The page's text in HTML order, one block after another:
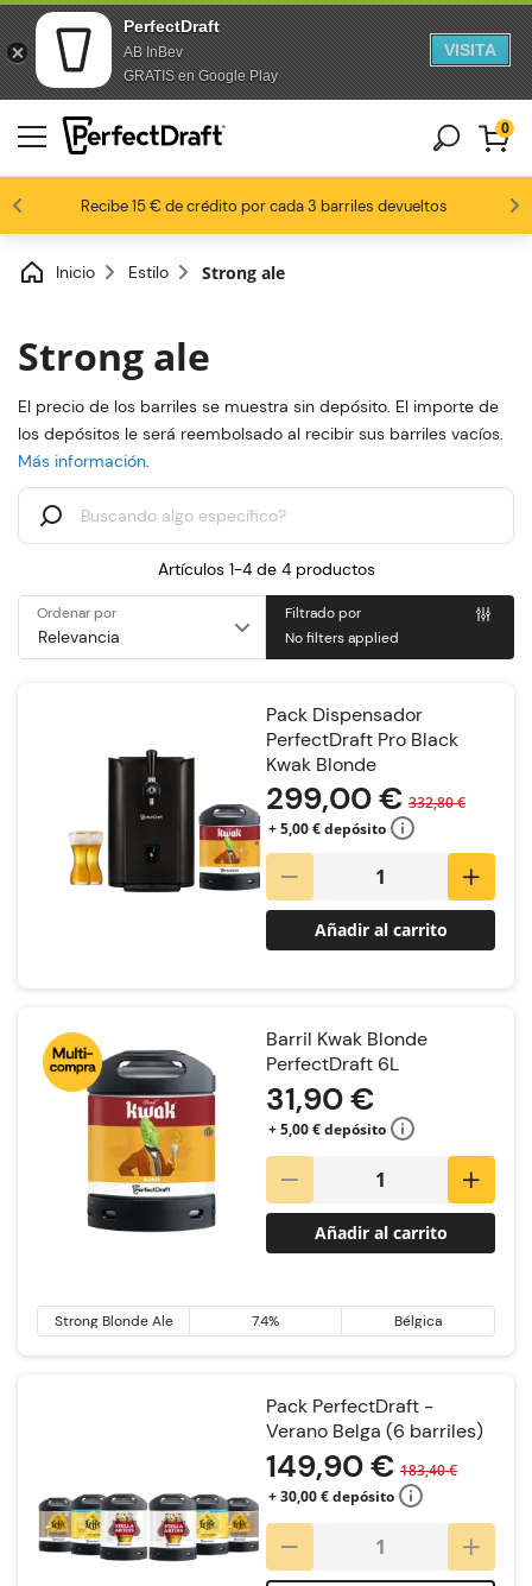
PerfectDraft
AB InBev
GRATIS en Google Play
VISITA
saltar al contenido
Saltar al pie de página
Recibe 15 € de crédito por cada 3 barriles devueltos
Los fanáticos de la cerveza nos aman 8,8 / 10
0
Inicio Estilo Strong ale
Strong ale
El precio de los barriles se muestra sin depósito. El importe de
los depósitos le será reembolsado al recibir sus barriles vacíos.
Más información.
Artículos 1-4 de 4productos
Ordenar por
Filtrado por
No filters applied
Pack Dispensador
PerfectDraft Pro Black
Kwak Blonde
299,00 € 332,80 €
+ 5,00 € depósito
Añadir al carrito
Barril Kwak Blonde
PerfectDraft 6L
31,90 €
+ 5,00 € depósito
Añadir al carrito
Strong Blonde Ale 7.4% Bélgica
Pack PerfectDraft -
Verano Belga (6 barriles)
149,90 € 183,40 €
+ 30,00 € depósito